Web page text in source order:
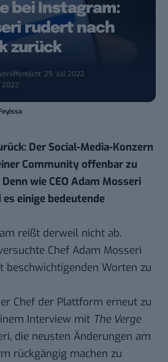
bei Instagram:
rudert nach
zurück
29. Juli 2022
2022
Der Social-Media-Konzern
Community offenbar zu
wie CEO Adam Mosseri
einige bedeutende
reißt derweil nicht ab.
Chef Adam Mosseri
beschwichtigenden Worten zu
Chef der Plattform erneut zu
Interview mit The Verge
die neusten Änderungen am
rückgängig machen zu